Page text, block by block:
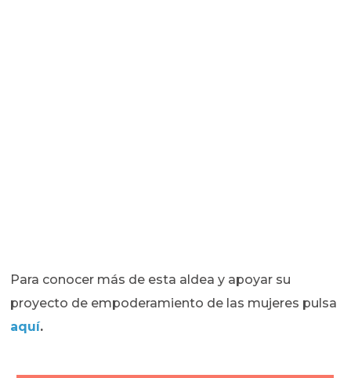
Para conocer más de esta aldea y apoyar su
proyecto de empoderamiento de las mujeres pulsa
aquí.